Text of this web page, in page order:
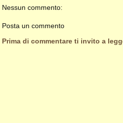
Nessun commento:
Posta un commento
Prima di commentare ti invito a